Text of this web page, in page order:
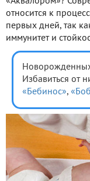
относится к
первых дней, так
иммунитет и
Избавиться от
«Бебинос»,